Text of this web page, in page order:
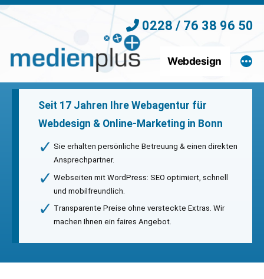
Zum
springen
0228 / 76 38 96 50
Webdesign
Seit 17 Jahren Ihre Webagentur für
Webdesign & Online-Marketing in Bonn
Sie erhalten persönliche Betreuung & einen direkten
Ansprechpartner.
Webseiten mit WordPress: SEO optimiert, schnell
und mobilfreundlich.
Transparente Preise ohne versteckte Extras. Wir
machen Ihnen ein faires Angebot.